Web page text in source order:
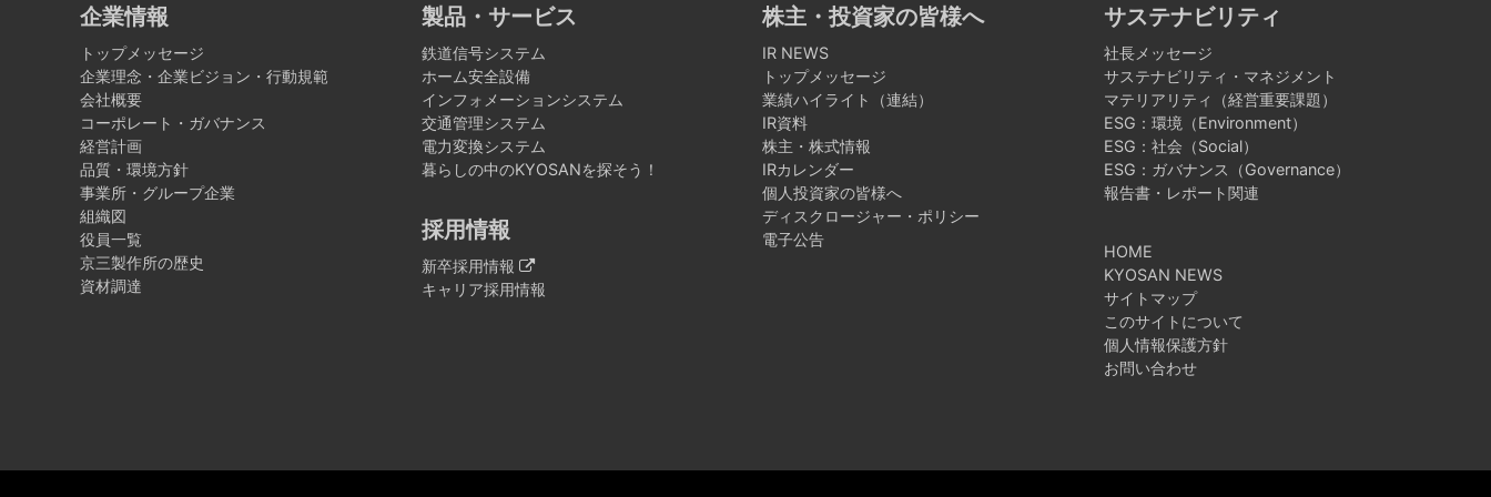
企業情報
トップメッセージ
企業理念・企業ビジョン・行動規範
会社概要
コーポレート・ガバナンス
経営計画
品質・環境方針
事業所・グループ企業
組織図
役員一覧
京三製作所の歴史
資材調達
製品・サービス
鉄道信号システム
ホーム安全設備
インフォメーションシステム
交通管理システム
電力変換システム
暮らしの中のKYOSANを探そう！
採用情報
新卒採用情報
キャリア採用情報
株主・投資家の皆様へ
IR NEWS
トップメッセージ
業績ハイライト（連結）
IR資料
株主・株式情報
IRカレンダー
個人投資家の皆様へ
ディスクロージャー・ポリシー
電子公告
サステナビリティ
社長メッセージ
サステナビリティ・マネジメント
マテリアリティ（経営重要課題）
ESG：環境（Environment）
ESG：社会（Social）
ESG：ガバナンス（Governance）
報告書・レポート関連
HOME
KYOSAN NEWS
サイトマップ
このサイトについて
個人情報保護方針
お問い合わせ